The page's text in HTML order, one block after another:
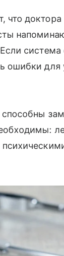
доктора
система
ошибки для